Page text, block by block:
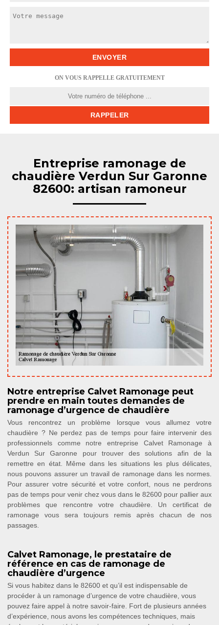
ON VOUS RAPPELLE GRATUITEMENT
Entreprise ramonage de
chaudière Verdun Sur Garonne
82600: artisan ramoneur
Notre entreprise Calvet Ramonage peut
prendre en main toutes demandes de
ramonage d’urgence de chaudière
Vous rencontrez un problème lorsque vous allumez votre
chaudière ? Ne perdez pas de temps pour faire intervenir des
professionnels comme notre entreprise Calvet Ramonage à
Verdun Sur Garonne pour trouver des solutions afin de la
remettre en état. Même dans les situations les plus délicates,
nous pouvons assurer un travail de ramonage dans les normes.
Pour assurer votre sécurité et votre confort, nous ne perdrons
pas de temps pour venir chez vous dans le 82600 pour pallier aux
problèmes que rencontre votre chaudière. Un certificat de
ramonage vous sera toujours remis après chacun de nos
passages.
Calvet Ramonage, le prestataire de
référence en cas de ramonage de
chaudière d’urgence
Si vous habitez dans le 82600 et qu’il est indispensable de
procéder à un ramonage d’urgence de votre chaudière, vous
pouvez faire appel à notre savoir-faire. Fort de plusieurs années
d’expérience, nous avons les compétences techniques, mais